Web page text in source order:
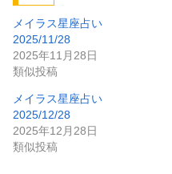
メイラス星座占い
2025/11/28
2025年11月28日
類似投稿
メイラス星座占い
2025/12/28
2025年12月28日
類似投稿